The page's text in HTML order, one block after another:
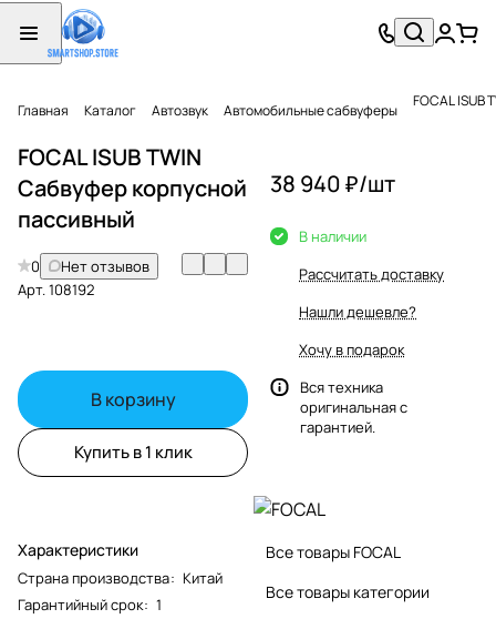
Главная Каталог Автозвук Автомобильные сабвуферы FOCAL ISUB
FOCAL ISUB TWIN
Сабвуфер корпусной
пассивный
0
Нет отзывов
Арт.108192
В корзину
Купить в 1 клик
Характеристики
Страна производства: Китай
Гарантийный срок: 1
38 940 ₽/шт
В наличии
Рассчитать доставку
Нашли дешевле?
Хочу в подарок
Вся техника
оригинальная с
гарантией.
Все товары FOCAL
Все товары категории